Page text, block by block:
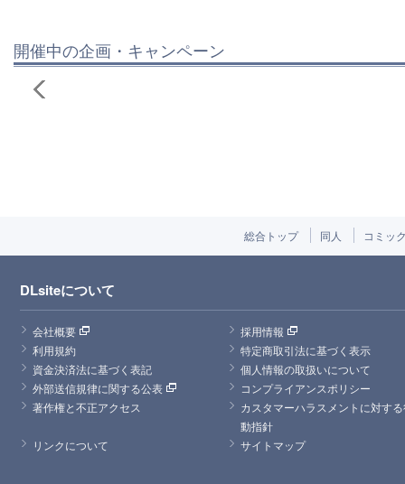
開催中の企画・キャンペーン
総合トップ 同人 コミッ
DLsiteについて
会社概要
採用情報
利用規約
特定商取引法に基づく表示
資金決済法に基づく表記
個人情報の取扱いについて
外部送信規律に関する公表
コンプライアンスポリシー
著作権と不正アクセス
カスタマーハラスメントに対す
動指針
リンクについて
サイトマップ